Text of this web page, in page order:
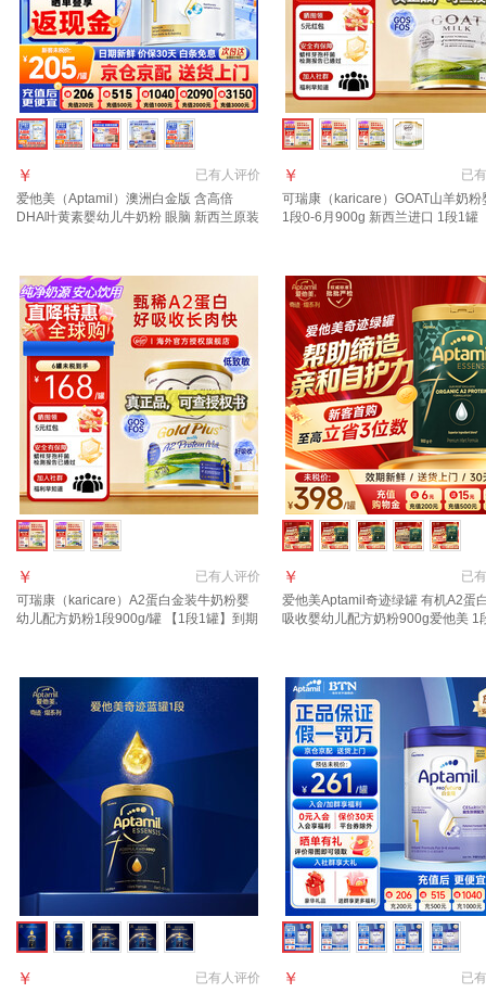
已有人评价
￥
爱他美（Aptamil）澳洲白金版 含高倍
DHA叶黄素婴幼儿牛奶粉 眼脑 新西兰原装
已有
￥
可瑞康（karicare）GOAT山羊奶粉
1段0-6月900g 新西兰进口 1段1罐
已有人评价
￥
可瑞康（karicare）A2蛋白金装牛奶粉婴
幼儿配方奶粉1段900g/罐 【1段1罐】到期
已有
￥
爱他美Aptamil奇迹绿罐 有机A2蛋
吸收婴幼儿配方奶粉900g爱他美 1
已有人评价
￥ 已有
￥